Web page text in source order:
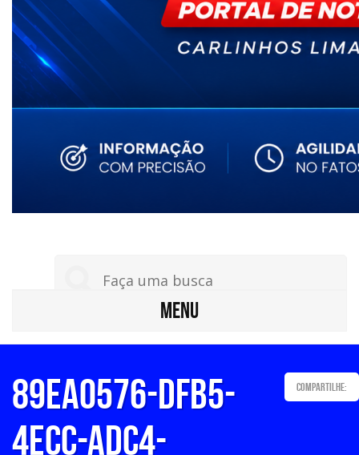
MENU
89ea0576-dfb5-
4ecc-adc4-
Compartilhe: